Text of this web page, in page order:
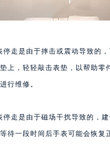
走是由于摔击或震动导致的
上，轻轻敲击表垫，以帮助零
行维修。
走是由于磁场干扰导致的，
待一段时间后手表可能会恢复